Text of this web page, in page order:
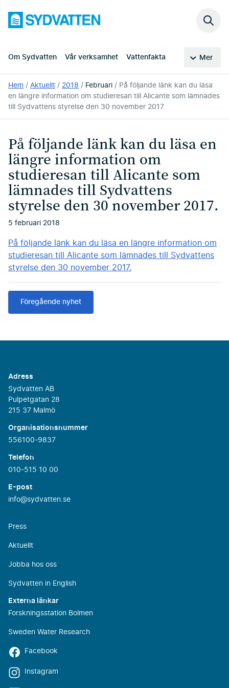
huvudinnehållet
Sydvatten
Om Sydvatten Vår verksamhet Vattenfakta Mer
Sök
Du
är
här:
Hem Aktuellt 2018 Februari
På följande länk kan du läsa
en längre information om studieresan till Alicante som lämnades
till Sydvattens styrelse den 30 november 2017.
På följande länk kan du läsa en
längre information om
studieresan till Alicante som
lämnades till Sydvattens
styrelse den 30 november 2017.
5 februari 2018
På följande länk kan du läsa en längre information om
studieresan till Alicante som lämnades till Sydvattens
styrelse den 30 november 2017.
Föregående nyhet
Adress
Sydvatten AB
Pulpetgatan 28
215 37 Malmö
Organisationsnummer
556100-9837
Telefon
010-515 10 00
E-post
info@sydvatten.se
Press
Aktuellt
Jobba hos oss
Sydvatten in English
Externa länkar
Forskningsstation Bolmen
Sweden Water Research
Facebook
Instagram